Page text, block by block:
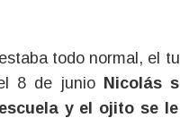
todo normal, el
8 de junio Nicolás
y el ojito se